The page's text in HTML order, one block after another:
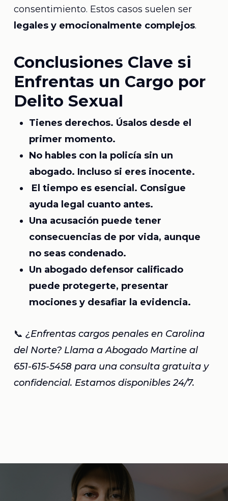
consentimiento. Estos casos suelen ser
legales y emocionalmente complejos.
Conclusiones Clave si
Enfrentas un Cargo por
Delito Sexual
Tienes derechos. Úsalos desde el
primer momento.
No hables con la policía sin un
abogado. Incluso si eres inocente.
El tiempo es esencial. Consigue
ayuda legal cuanto antes.
Una acusación puede tener
consecuencias de por vida, aunque
no seas condenado.
Un abogado defensor calificado
puede protegerte, presentar
mociones y desafiar la evidencia.
📞 ¿Enfrentas cargos penales en Carolina
del Norte? Llama a Abogado Martine al
651-615-5458 para una consulta gratuita y
confidencial. Estamos disponibles 24/7.